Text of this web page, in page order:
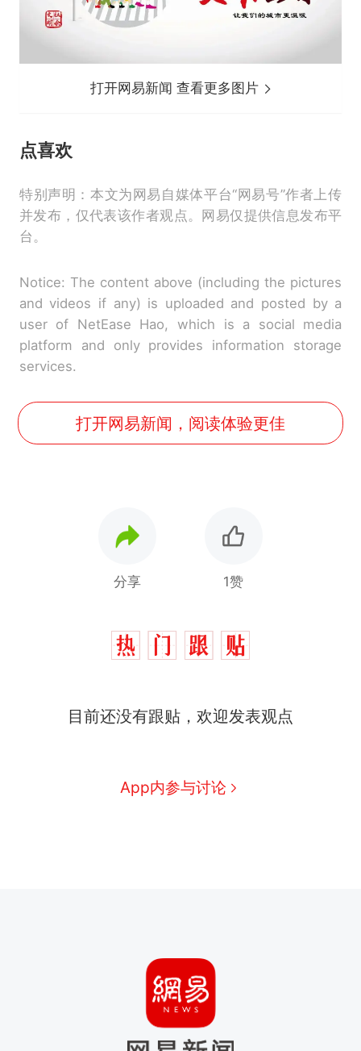
打开网易新闻 查看更多图片
点喜欢
特别声明：本文为网易自媒体平台“网易号”作者上传
并发布，仅代表该作者观点。网易仅提供信息发布平
台。
Notice: The content above (including the pictures
and videos if any) is uploaded and posted by a
user of NetEase Hao, which is a social media
platform and only provides information storage
services.
打开网易新闻，阅读体验更佳
分享 1赞
目前还没有跟贴，欢迎发表观点
App内参与讨论